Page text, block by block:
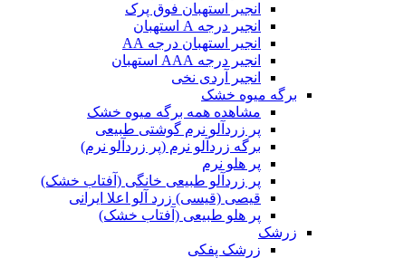
انجیر استهبان فوق پرک
انجیر درجه A استهبان
انجیر استهبان درجه AA
انجیر درجه AAA استهبان
انجیر آردی نخی
برگه میوه خشک
مشاهده همه برگه میوه خشک
پر زردآلو نرم گوشتی طبیعی
برگه زردآلو نرم (پر زردآلو نرم)
پر هلو نرم
پر زردآلو طبیعی خانگی (آفتاب خشک)
قیصی (قیسی) زرد آلو اعلا ایرانی
پر هلو طبیعی (آفتاب خشک)
زرشک
زرشک پفکی